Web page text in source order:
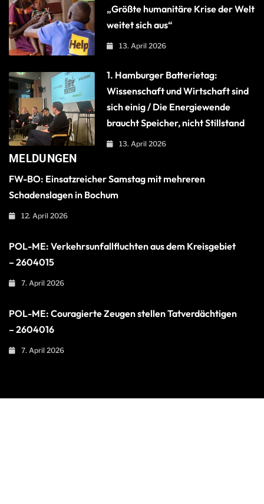
„Größte humanitäre Krise der Welt
weitet sich aus“
13. April 2026
1. Hamburger Batterietag:
Wissenschaft und Wirtschaft sind
sich einig / Die Energiewende
braucht Speicher, nicht Stillstand
13. April 2026
MELDUNGEN
FW-BO: Einsatzreicher Samstag mit mehreren
Schadenslagen in Bochum
12. April 2026
POL-ME: Verkehrsunfallfluchten aus dem Kreisgebiet
– 2604015
7. April 2026
POL-ME: Couragierte Zeugen stellen Tatverdächtigen
– 2604016
7. April 2026